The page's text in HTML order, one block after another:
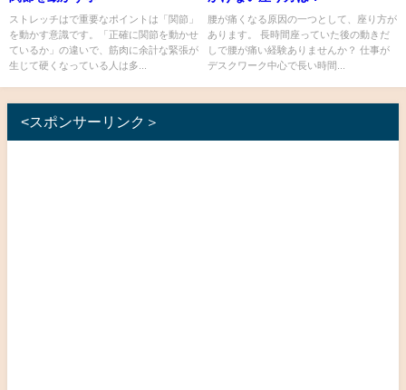
ストレッチはで重要なポイントは「関節」
を動かす意識です。「正確に関節を動かせ
ているか」の違いで、筋肉に余計な緊張が
生じて硬くなっている人は多...
腰が痛くなる原因の一つとして、座り方が
あります。 長時間座っていた後の動きだ
しで腰が痛い経験ありませんか？ 仕事が
デスクワーク中心で長い時間...
<スポンサーリンク＞